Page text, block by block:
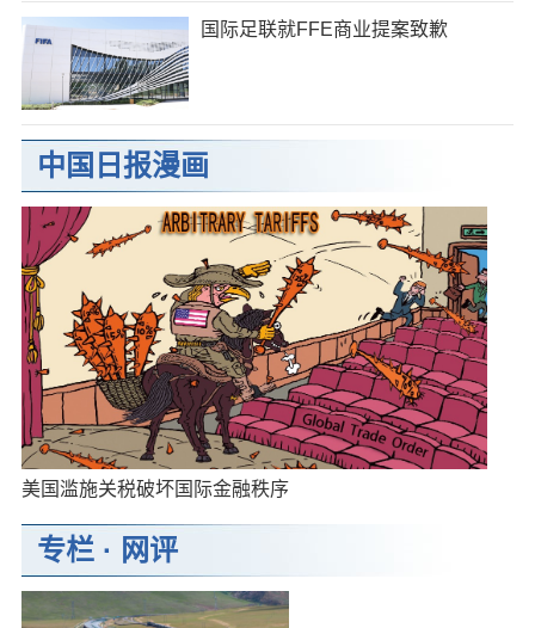
国际足联就FFE商业提案致歉
中国日报漫画
美国滥施关税破坏国际金融秩序
专栏· 网评